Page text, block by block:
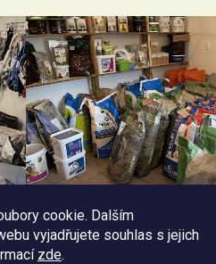
cookie. Dalším
vyjadřujete souhlas s jejich
zde.
Facebook Horseriding